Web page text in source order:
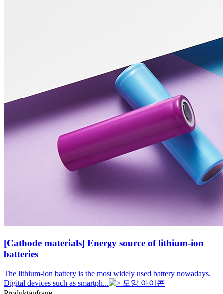
[Cathode materials] Energy source of lithium-ion
batteries
The lithium-ion battery is the most widely used battery nowadays.
Digital devices such as smartph...